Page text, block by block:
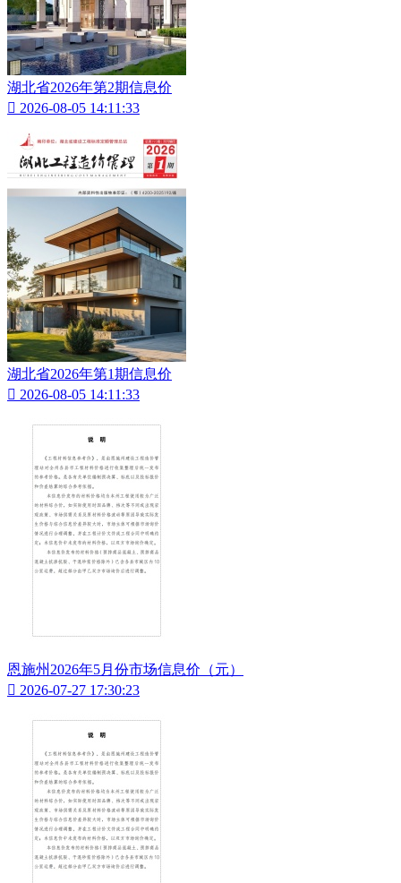
湖北省2026年第2期信息价
 2026-08-05 14:11:33
湖北省2026年第1期信息价
 2026-08-05 14:11:33
恩施州2026年5月份市场信息价（元）
 2026-07-27 17:30:23